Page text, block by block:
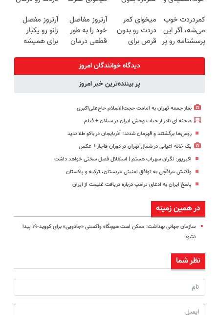
برگردون
(40%off)
درمان کنی؟
((پرسش‌نامه))
(پرسش‌نامه)
کمردردت خوب
می‌شه، اگر این
پرسشنامه رو پر
میخوای کمر
دردت رو بدون
قرص برای
(◂پرسش‌نامه
رو پر کن)
آرتروز مفاصل
خود را به طور
قطعی درمان
◗پرسش‌نامه◖
آرتروز مفصل
زانو رو یکبار
برای همیشه
دیدگاه خوانندگان امروز
پر بیننده‌ترین خبر امروز
نماز جمعه تهران به امامت حجت‌الاسلام حاج‌علی‌اکبری
صحنه ای نادر از حیات وحش ایران در سبلان + فیلم
روس‌ها برگشتند و قهرمان شدند؛ آذربایجان در باکو طلا ندید
یک خانه اعیانی در شمال تهران در دوران قاجار + عکس
اکبرپور: نگران سهراب هستم | استقلال فصل سختی خواهد داشت
واکنش عراقچی به توافق امنیتی عربستان، ترکیه و پاکستان
پاسخ ایران به ادعای ترامپ درباره دریافت غنیمت از ایران
در همین زمینه
سازمان جهانی بهداشت: ممکن است هیچگاه واکسنی «جادویی» برای کووید-۱۹ پیدا
نشود
نظر شما